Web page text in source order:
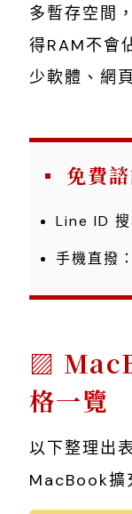
多暫存空間
得RAM不會
少軟體、網
免費
Line ID 搜
手機直撥：
格一覽
以下整理出
MacBook擴